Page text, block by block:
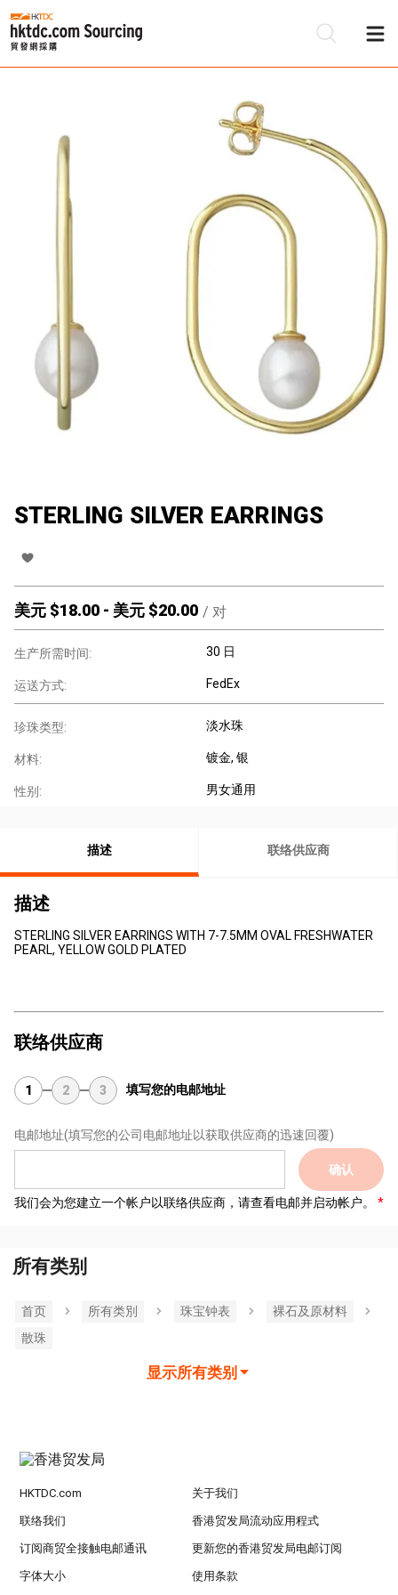
STERLING SILVER EARRINGS
美元 $18.00 - 美元 $20.00 / 对
生产所需时间: 30 日
运送方式: FedEx
珍珠类型: 淡水珠
材料: 镀金, 银
性别: 男女通用
描述 联络供应商
描述
STERLING SILVER EARRINGS WITH 7-7.5MM OVAL FRESHWATER
PEARL, YELLOW GOLD PLATED
联络供应商
1 2 3 填写您的电邮地址
电邮地址(填写您的公司电邮地址以获取供应商的迅速回覆)
确认
我们会为您建立一个帐户以联络供应商，请查看电邮并启动帐户。
所有类别
首页 所有类別 珠宝钟表
裸石及原材料
散珠
显示所有类别
HKTDC.com 关于我们
联络我们 香港贸发局流动应用程式
订阅商贸全接触电邮通讯 更新您的香港贸发局电邮订阅
字体大小 使用条款